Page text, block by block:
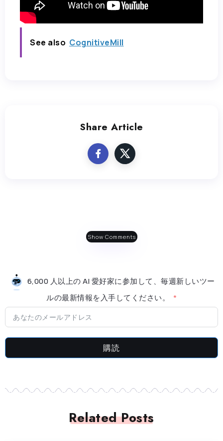
See also CognitiveMill
Share Article
Show Comments
6,000 人以上の AI 愛好家に参加して、毎週新しいツー
ルの最新情​​報を入手してください。
購読
Related Posts